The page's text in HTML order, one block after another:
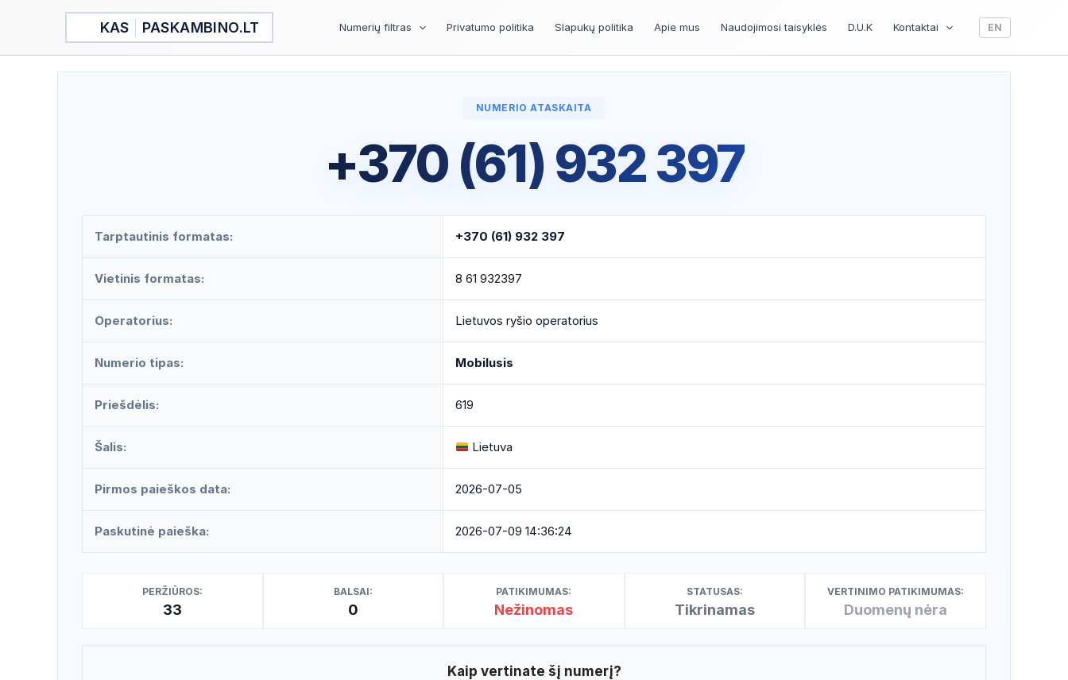
KAS PASKAMBINO.LT Numerių filtras Privatumo politika Slapukų politika Apie mus Naudojimosi taisyklės D.U.K Kontaktai EN
NUMERIO ATASKAITA
+370 (61) 932 397
Tarptautinis formatas: +370 (61) 932 397
Vietinis formatas: 8 61 932397
Operatorius: Lietuvos ryšio operatorius
Numerio tipas: Mobilusis
Priešdėlis: 619
Šalis: Lietuva
Pirmos paieškos data: 2026-07-05
Paskutinė paieška: 2026-07-09 14:36:24
PERŽIŪROS:
33
BALSAI:
0
PATIKIMUMAS:
Nežinomas
STATUSAS:
Tikrinamas
VERTINIMO PATIKIMUMAS:
Duomenų nėra
Kaip vertinate šį numerį?